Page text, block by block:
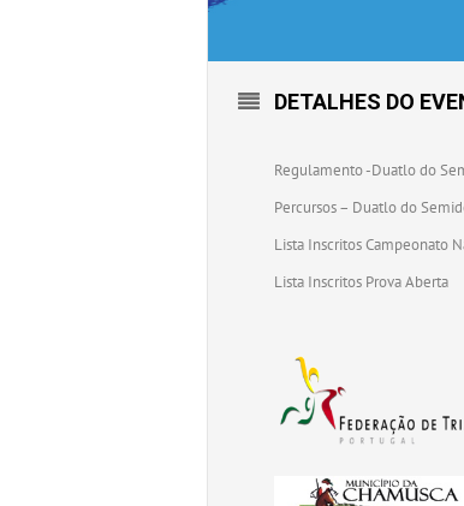
DETALHES DO
Regulamento -Duatlo do
Percursos – Duatlo do
Lista Inscritos Campeonato
Lista Inscritos Prova Aberta